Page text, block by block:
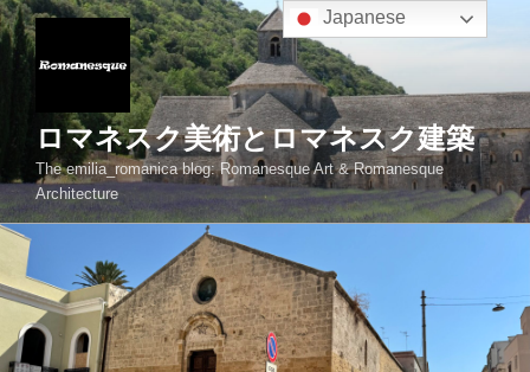
コ
ン
ス
キ
ッ
ロマネスク美術とロマネスク建築
The emilia_romanica blog: Romanesque Art & Romanesque
Architecture
Japanese